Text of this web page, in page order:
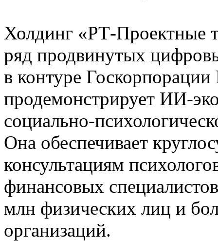
Холдинг «РТ-Проектные
ряд продвинутых
в контуре
продемонстрирует ИИ-
социально-
Она обеспечивает
консультациям
финансовых
млн физических лиц и
организаций.